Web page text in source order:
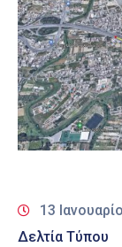
Έργα
&
Δράσεις
Ψηφιακές
Υπηρεσίες
13
Δελτία Τύπου